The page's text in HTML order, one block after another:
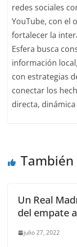
redes sociales
YouTube, con el
fortalecer la
Esfera busca
información
con estrategias
conectar los
directa,
Un Real
del empate
julio 27, 2022